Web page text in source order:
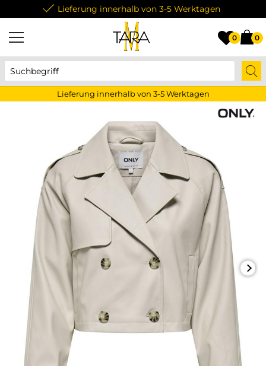
Lieferung innerhalb von 3-5 Werktagen
0 0
Lieferung innerhalb von 3-5 Werktagen